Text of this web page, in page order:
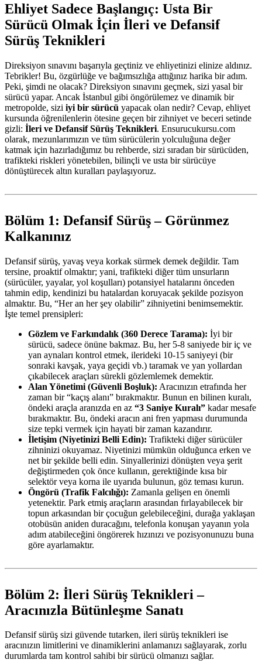
Ehliyet Sadece Başlangıç: Usta Bir
Sürücü Olmak İçin İleri ve Defansif
Sürüş Teknikleri
Direksiyon sınavını başarıyla geçtiniz ve ehliyetinizi elinize aldınız.
Tebrikler! Bu, özgürlüğe ve bağımsızlığa attığınız harika bir adım.
Peki, şimdi ne olacak? Direksiyon sınavını geçmek, sizi yasal bir
sürücü yapar. Ancak İstanbul gibi öngörülemez ve dinamik bir
metropolde, sizi iyi bir sürücü yapacak olan nedir? Cevap, ehliyet
kursunda öğrenilenlerin ötesine geçen bir zihniyet ve beceri setinde
gizli: İleri ve Defansif Sürüş Teknikleri. Ensurucukursu.com
olarak, mezunlarımızın ve tüm sürücülerin yolculuğuna değer
katmak için hazırladığımız bu rehberde, sizi sıradan bir sürücüden,
trafikteki riskleri yönetebilen, bilinçli ve usta bir sürücüye
dönüştürecek altın kuralları paylaşıyoruz.
Bölüm 1: Defansif Sürüş – Görünmez
Kalkanınız
Defansif sürüş, yavaş veya korkak sürmek demek değildir. Tam
tersine, proaktif olmaktır; yani, trafikteki diğer tüm unsurların
(sürücüler, yayalar, yol koşulları) potansiyel hatalarını önceden
tahmin edip, kendinizi bu hatalardan koruyacak şekilde pozisyon
almaktır. Bu, “Her an her şey olabilir” zihniyetini benimsemektir.
İşte temel prensipleri:
Gözlem ve Farkındalık (360 Derece Tarama): İyi bir
sürücü, sadece önüne bakmaz. Bu, her 5-8 saniyede bir iç ve
yan aynaları kontrol etmek, ilerideki 10-15 saniyeyi (bir
sonraki kavşak, yaya geçidi vb.) taramak ve yan yollardan
çıkabilecek araçları sürekli gözlemlemek demektir.
Alan Yönetimi (Güvenli Boşluk): Aracınızın etrafında her
zaman bir “kaçış alanı” bırakmaktır. Bunun en bilinen kuralı,
öndeki araçla aranızda en az “3 Saniye Kuralı” kadar mesafe
bırakmaktır. Bu, öndeki aracın ani fren yapması durumunda
size tepki vermek için hayati bir zaman kazandırır.
İletişim (Niyetinizi Belli Edin): Trafikteki diğer sürücüler
zihninizi okuyamaz. Niyetinizi mümkün olduğunca erken ve
net bir şekilde belli edin. Sinyallerinizi dönüşten veya şerit
değiştirmeden çok önce kullanın, gerektiğinde kısa bir
selektör veya korna ile uyarıda bulunun, göz teması kurun.
Öngörü (Trafik Falcılığı): Zamanla gelişen en önemli
yetenektir. Park etmiş araçların arasından fırlayabilecek bir
topun arkasından bir çocuğun gelebileceğini, durağa yaklaşan
otobüsün aniden duracağını, telefonla konuşan yayanın yola
adım atabileceğini öngörerek hızınızı ve pozisyonunuzu buna
göre ayarlamaktır.
Bölüm 2: İleri Sürüş Teknikleri –
Aracınızla Bütünleşme Sanatı
Defansif sürüş sizi güvende tutarken, ileri sürüş teknikleri ise
aracınızın limitlerini ve dinamiklerini anlamanızı sağlayarak, zorlu
durumlarda tam kontrol sahibi bir sürücü olmanızı sağlar.